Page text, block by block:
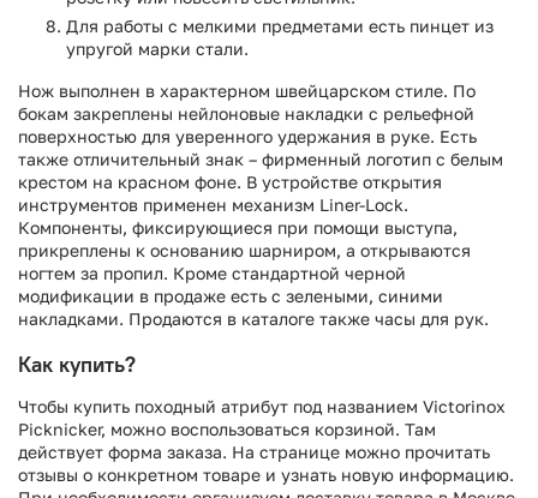
Для работы с мелкими предметами есть пинцет из
упругой марки стали.
Нож выполнен в характерном швейцарском стиле. По
бокам закреплены нейлоновые накладки с рельефной
поверхностью для уверенного удержания в руке. Есть
также отличительный знак – фирменный логотип с белым
крестом на красном фоне. В устройстве открытия
инструментов применен механизм Liner-Lock.
Компоненты, фиксирующиеся при помощи выступа,
прикреплены к основанию шарниром, а открываются
ногтем за пропил. Кроме стандартной черной
модификации в продаже есть с зелеными, синими
накладками. Продаются в каталоге также часы для рук.
Как купить?
Чтобы купить походный атрибут под названием Victorinox
Picknicker, можно воспользоваться корзиной. Там
действует форма заказа. На странице можно прочитать
отзывы о конкретном товаре и узнать новую информацию.